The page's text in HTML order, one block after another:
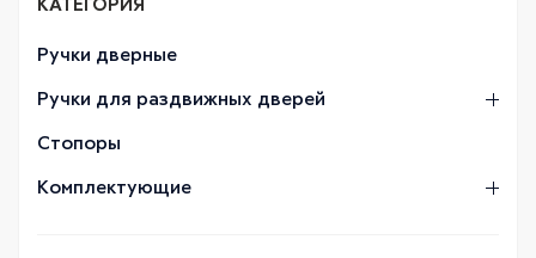
КАТЕГОРИЯ
Ручки дверные
Ручки для раздвижных дверей
Стопоры
Комплектующие